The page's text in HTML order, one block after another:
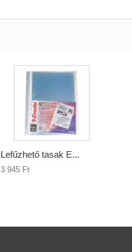
Lefűzhető tasak E...
3 945 Ft‎